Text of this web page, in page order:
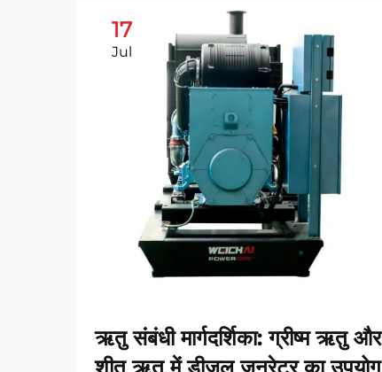
17
Jul
ऋतु संबंधी मार्गदर्शिका: ग्रीष्म ऋतु और